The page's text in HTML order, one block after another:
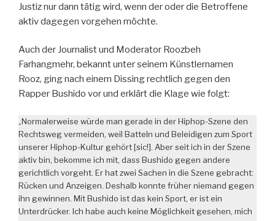
Justiz nur dann tätig wird, wenn der oder die Betroffene
aktiv dagegen vorgehen möchte.
Auch der Journalist und Moderator Roozbeh
Farhangmehr, bekannt unter seinem Künstlernamen
Rooz, ging nach einem Dissing rechtlich gegen den
Rapper Bushido vor und erklärt die Klage wie folgt:
„Normalerweise würde man gerade in der Hiphop-Szene den
Rechtsweg vermeiden, weil Batteln und Beleidigen zum Sport
unserer Hiphop-Kultur gehört [sic!]. Aber seit ich in der Szene
aktiv bin, bekomme ich mit, dass Bushido gegen andere
gerichtlich vorgeht. Er hat zwei Sachen in die Szene gebracht:
Rücken und Anzeigen. Deshalb konnte früher niemand gegen
ihn gewinnen. Mit Bushido ist das kein Sport, er ist ein
Unterdrücker. Ich habe auch keine Möglichkeit gesehen, mich